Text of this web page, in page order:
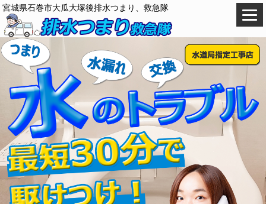
宮城県石巻市大瓜大塚後排水つまり、救急隊